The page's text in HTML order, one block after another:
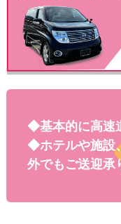
◆基本的に高速
◆ホテルや施設
外でもご送迎承